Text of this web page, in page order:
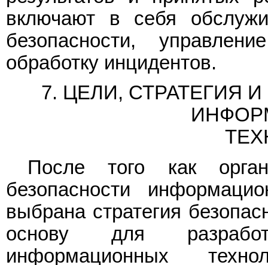
включают в себя
безопасности,
обработку инцидентов.
7. ЦЕЛИ, СТРАТЕГИЯ
После того как
безопасности
выбрана стратегия
основу для
информационных